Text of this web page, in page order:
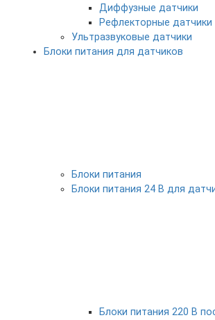
Диффузные датчики
Рефлекторные датчики
Ультразвуковые датчики
Блоки питания для датчиков
Блоки питания
Блоки питания 24 В для
Блоки питания 220 В